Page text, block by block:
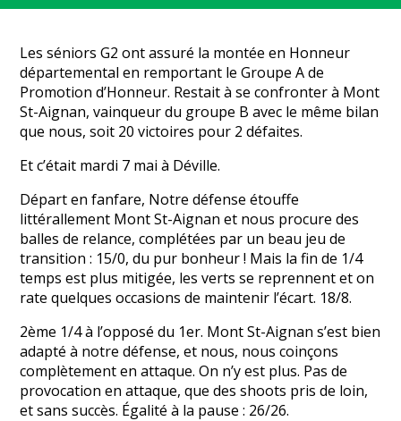
Les séniors G2 ont assuré la montée en Honneur
départemental en remportant le Groupe A de
Promotion d’Honneur. Restait à se confronter à Mont
St-Aignan, vainqueur du groupe B avec le même bilan
que nous, soit 20 victoires pour 2 défaites.
Et c’était mardi 7 mai à Déville.
Départ en fanfare, Notre défense étouffe
littérallement Mont St-Aignan et nous procure des
balles de relance, complétées par un beau jeu de
transition : 15/0, du pur bonheur ! Mais la fin de 1/4
temps est plus mitigée, les verts se reprennent et on
rate quelques occasions de maintenir l’écart. 18/8.
2ème 1/4 à l’opposé du 1er. Mont St-Aignan s’est bien
adapté à notre défense, et nous, nous coinçons
complètement en attaque. On n’y est plus. Pas de
provocation en attaque, que des shoots pris de loin,
et sans succès. Égalité à la pause : 26/26.